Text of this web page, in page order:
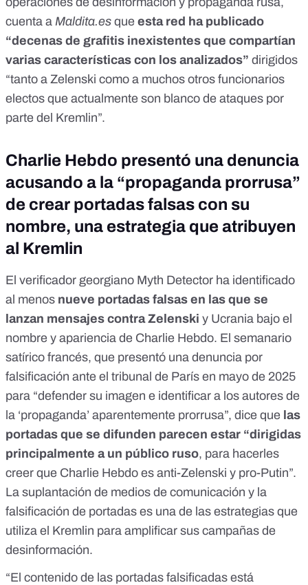
cuenta a Maldita.es que esta red ha publicado
“decenas de grafitis inexistentes que compartían
varias características con los analizados” dirigidos
“tanto a Zelenski como a muchos otros funcionarios
electos que actualmente son blanco de ataques por
parte del Kremlin”.
Charlie Hebdo presentó una denuncia
acusando a la “propaganda prorrusa”
de crear portadas falsas con su
nombre, una estrategia que atribuyen
al Kremlin
El verificador georgiano Myth Detector ha identificado
al menos nueve portadas falsas en las que se
lanzan mensajes contra Zelenski y Ucrania bajo el
nombre y apariencia de Charlie Hebdo. El semanario
satírico francés, que presentó una denuncia por
falsificación ante el tribunal de París en mayo de 2025
para “defender su imagen e identificar a los autores de
la ‘propaganda’ aparentemente prorrusa”, dice que las
portadas que se difunden parecen estar “dirigidas
principalmente a un público ruso, para hacerles
creer que Charlie Hebdo es anti-Zelenski y pro-Putin”.
La suplantación de medios de comunicación y la
falsificación de portadas es una de las estrategias que
utiliza el Kremlin para amplificar sus campañas de
desinformación.
“El contenido de las portadas falsificadas está